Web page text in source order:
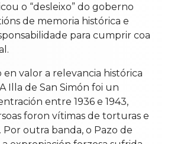
o “desleixo” do goberno
de memoria histórica e
para cumprir coa
en valor a relevancia histórica
Illa de San Simón foi un
entre 1936 e 1943,
foron vítimas de torturas e
outra banda, o Pazo de